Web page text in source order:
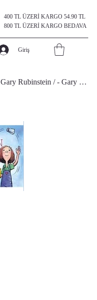
400 TL ÜZERİ KARGO 54.90 TL
800 TL ÜZERİ KARGO BEDAVA
Giriş
Hiç Hata Yapmayan Kız - Mark Pett, Gary Rubinstein / - Gary Rubinstein,mark Pett